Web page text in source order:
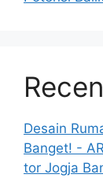
Desain
Banget! -
tor Jogja